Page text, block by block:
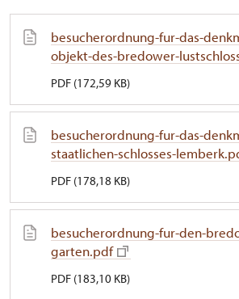
besucherordnung-fur-das-
objekt-des-bredower-
PDF (172,59 KB)
besucherordnung-fur-das-
staatlichen-schlosses-
PDF (178,18 KB)
besucherordnung-fur-den-
garten.pdf
PDF (183,10 KB)